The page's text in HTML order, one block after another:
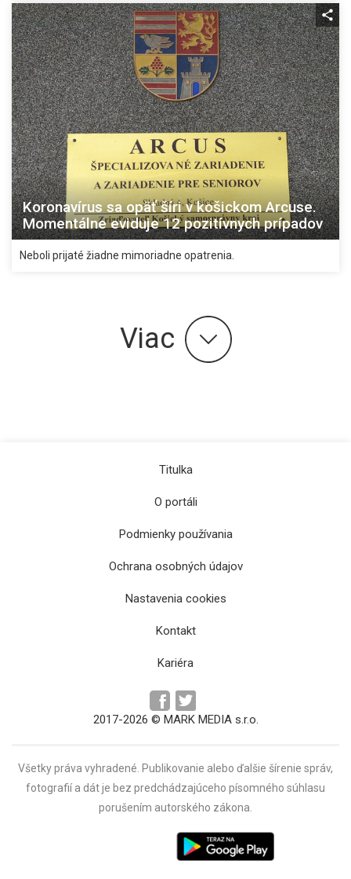
Koronavírus sa opäť šíri v košickom Arcuse.
Momentálne eviduje 12 pozitívnych prípadov
Neboli prijaté žiadne mimoriadne opatrenia.
Viac
Titulka
O portáli
Podmienky používania
Ochrana osobných údajov
Nastavenia cookies
Kontakt
Kariéra
2017-2026 © MARK MEDIA s.r.o.
Všetky práva vyhradené. Publikovanie alebo ďalšie šírenie správ,
fotografií a dát je bez predchádzajúceho písomného súhlasu
porušením autorského zákona.